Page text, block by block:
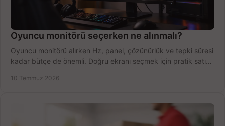
Oyuncu monitörü seçerken ne alınmalı?
Oyuncu monitörü alırken Hz, panel, çözünürlük ve tepki süresi
kadar bütçe de önemli. Doğru ekranı seçmek için pratik satın
10 Temmuz 2026